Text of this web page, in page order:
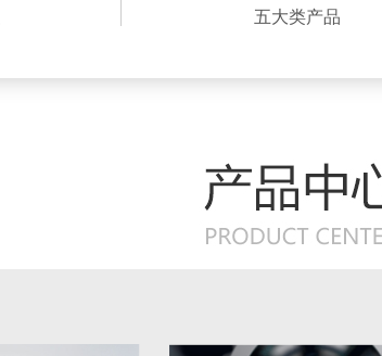
五大类产品